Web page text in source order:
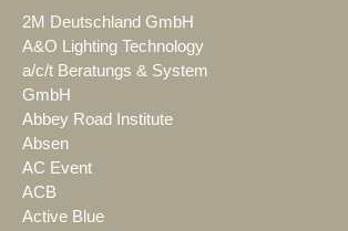
2M Deutschland GmbH
A&O Lighting Technology
a/c/t Beratungs & System
GmbH
Abbey Road Institute
Absen
AC Event
ACB
Active Blue